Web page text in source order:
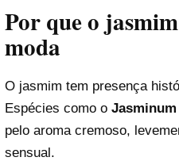
Por que o
moda
O jasmim tem presença
Espécies como o
pelo aroma cremoso,
sensual.